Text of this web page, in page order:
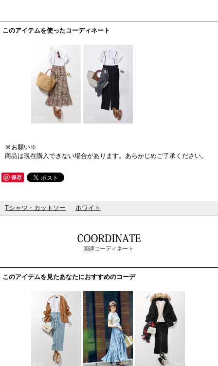
このアイテムを使ったコーディネート
※お願い※
商品は現在購入できない場合があります。あらかじめご了承ください。
保存
Tシャツ・カットソー ホワイト
このアイテムを見たあなたにおすすめのコーデ